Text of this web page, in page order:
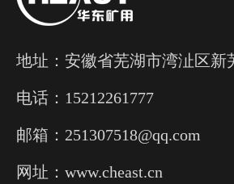
地址：安徽省芜湖市湾沚区新
电话：15212261777
邮箱：251307518@qq.com
网址：www.cheast.cn